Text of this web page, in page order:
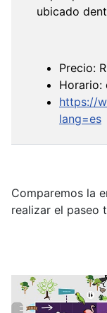
ubicado
Precio:
Horario:
https://
lang=es
Comparemos la
realizar el paseo